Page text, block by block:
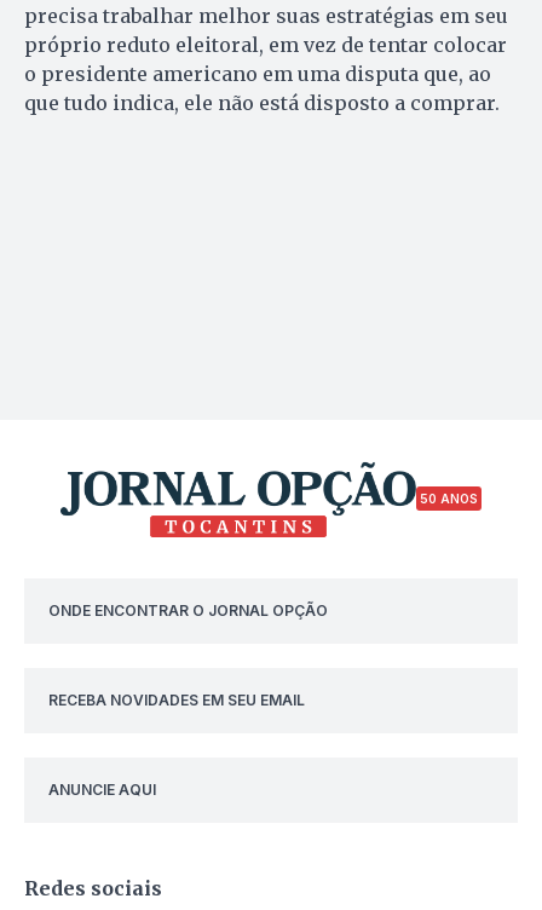
precisa trabalhar melhor suas estratégias em seu
próprio reduto eleitoral, em vez de tentar colocar
o presidente americano em uma disputa que, ao
que tudo indica, ele não está disposto a comprar.
50 ANOS
ONDE ENCONTRAR O JORNAL OPÇÃO
RECEBA NOVIDADES EM SEU EMAIL
ANUNCIE AQUI
Redes sociais